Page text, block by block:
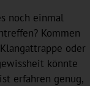
noch einmal
Kommen
oder
könnte
erfahren genug,